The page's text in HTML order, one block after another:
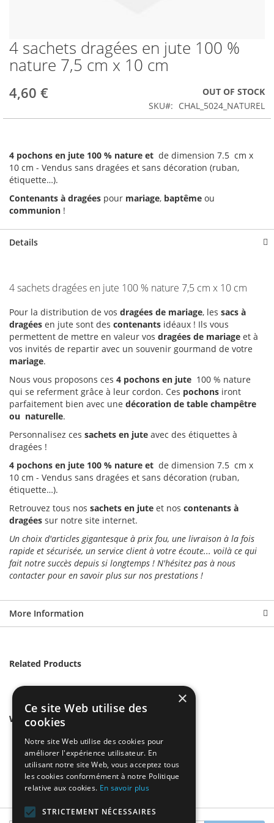
Skip
to
the
of
images
4 sachets dragées en jute 100 %
nature 7,5 cm x 10 cm
4,60 €
OUT OF STOCK
SKU
CHAL_5024_NATUREL
4 pochons en jute 100 % nature et de dimension 7.5 cm x
10 cm - Vendus sans dragées et sans décoration (ruban,
étiquette…).
Contenants à dragées pour mariage, baptême ou
communion !
Details
4 sachets dragées en jute 100 % nature 7,5 cm x 10 cm
Pour la distribution de vos dragées de mariage, les sacs à
dragées en jute sont des contenants idéaux ! Ils vous
permettent de mettre en valeur vos dragées de mariage et à
vos invités de repartir avec un souvenir gourmand de votre
mariage.
Nous vous proposons ces 4 pochons en jute 100 % nature
qui se referment grâce à leur cordon. Ces pochons iront
parfaitement bien avec une décoration de table champêtre
ou naturelle.
Personnalisez ces sachets en jute avec des étiquettes à
dragées !
4 pochons en jute 100 % nature et de dimension 7.5 cm x
10 cm - Vendus sans dragées et sans décoration (ruban,
étiquette…).
Retrouvez tous nos sachets en jute et nos contenants à
dragées sur notre site internet.
Un choix d'articles gigantesque à prix fou, une livraison à la fois
rapide et sécurisée, un service client à votre écoute... voilà ce qui
fait notre succès depuis si longtemps ! N'hésitez pas à nous
contacter pour en savoir plus sur nos prestations !
More Information
Related Products
We found other products you might like!
×
Ce site Web utilise des
cookies
Notre site Web utilise des cookies pour
améliorer l'expérience utilisateur. En
utilisant notre site Web, vous acceptez tous
les cookies conformément à notre Politique
relative aux cookies. En savoir plus
STRICTEMENT NÉCESSAIRES